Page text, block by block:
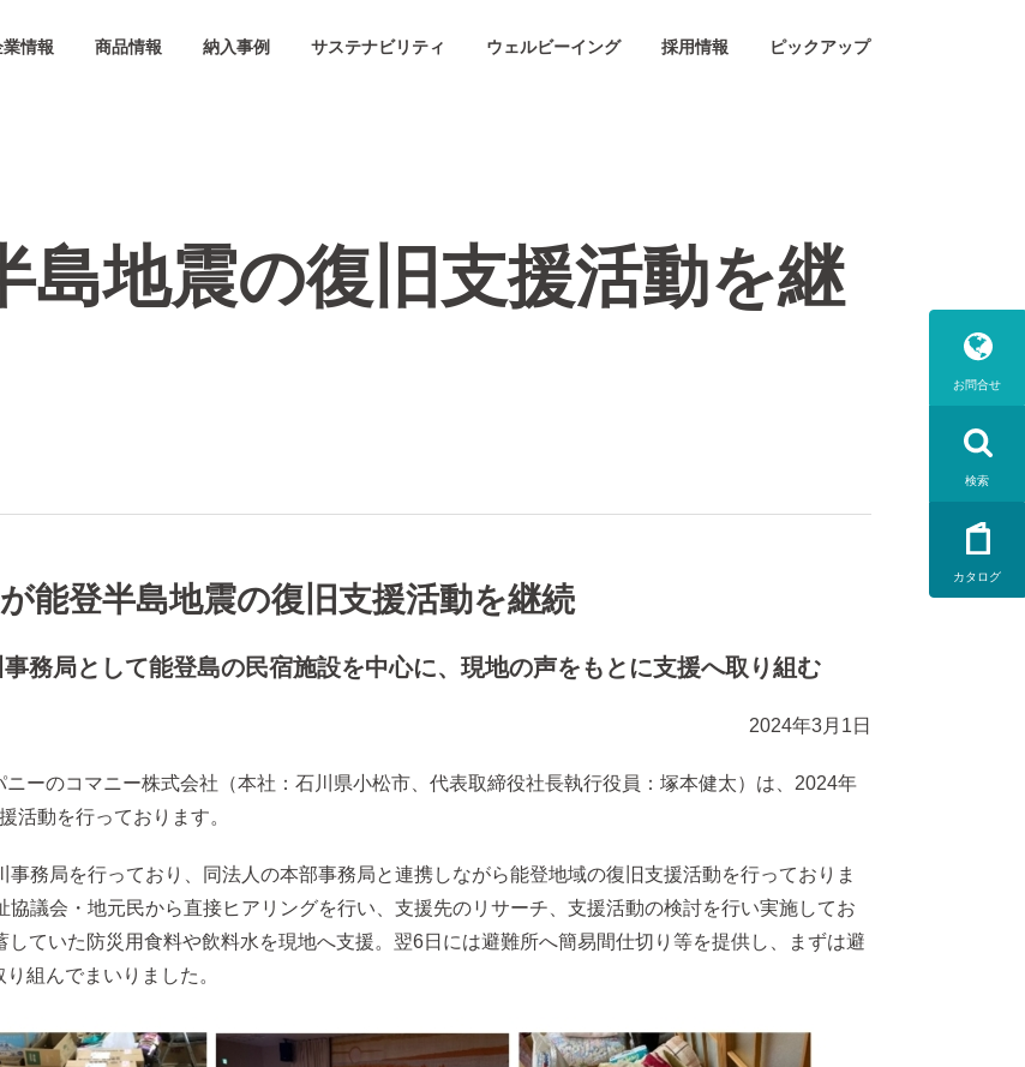
業情報 商品情報 納入事例 サステナビリティ ウェルビーイング 採用情報 ピックアップ
お問合せ
検索
カタログ
島地震の復旧支援活動を継
能登半島地震の復旧支援活動を継続
務局として能登島の民宿施設を中心に、現地の声をもとに支援へ取り組む
2024年3月1日
ーのコマニー株式会社（本社：石川県小松市、代表取締役社長執行役員：塚本健太）は、2024年
活動を行っております。
務局を行っており、同法人の本部事務局と連携しながら能登地域の復旧支援活動を行っておりま
議会・地元民から直接ヒアリングを行い、支援先のリサーチ、支援活動の検討を行い実施してお
ていた防災用食料や飲料水を現地へ支援。翌6日には避難所へ簡易間仕切り等を提供し、まずは避
組んでまいりました。